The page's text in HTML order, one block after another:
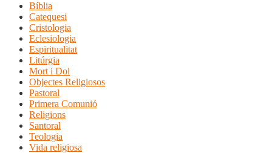
Bíblia
Catequesi
Cristologia
Eclesiologia
Espiritualitat
Litúrgia
Mort i Dol
Objectes Religiosos
Pastoral
Primera Comunió
Religions
Santoral
Teologia
Vida religiosa